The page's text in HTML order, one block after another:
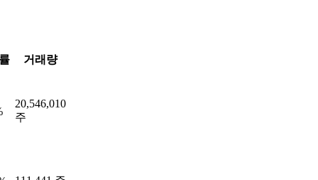
거래량
20,546,010
주